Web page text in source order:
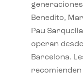
Benedito,
Pau
operan
Barcelona.